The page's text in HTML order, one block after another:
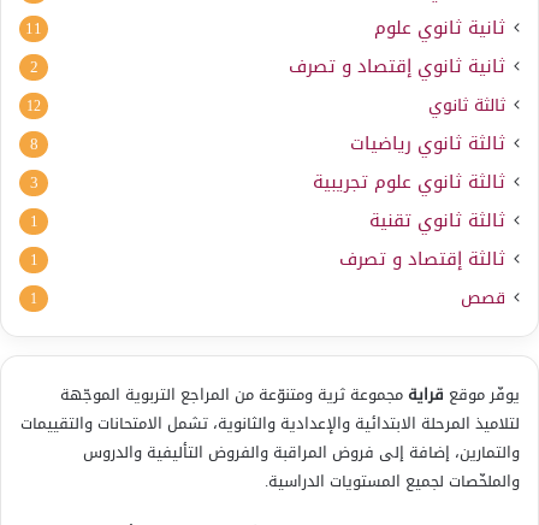
ثانية ثانوي علوم 11
ثانية ثانوي إقتصاد و تصرف 2
ثالثة ثانوي 12
ثالثة ثانوي رياضيات 8
ثالثة ثانوي علوم تجريبية 3
ثالثة ثانوي تقنية 1
ثالثة إقتصاد و تصرف 1
قصص 1
يوفّر موقع قرايةمجموعة ثرية ومتنوّعة من المراجع التربوية الموجّهة
لتلاميذ المرحلة الابتدائية والإعدادية والثانوية، تشمل الامتحانات والتقييمات
والتمارين، إضافة إلى فروض المراقبة والفروض التأليفية والدروس
والملخّصات لجميع المستويات الدراسية.